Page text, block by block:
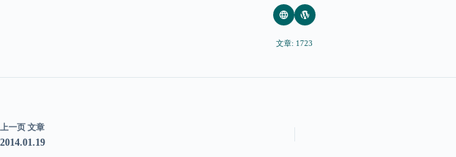
文章: 1723
上一页 文章
2014.01.19